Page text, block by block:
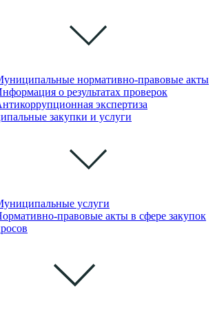
нормативно-правовые акты
о результатах проверок
экспертиза
закупки и услуги
услуги
правовые акты в сфере закупок